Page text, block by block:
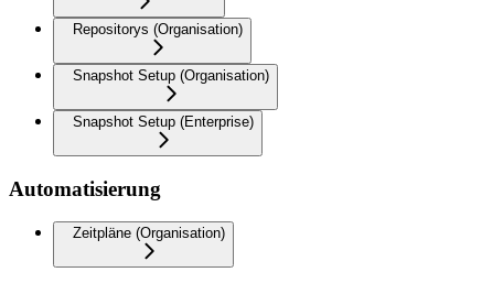
Repositorys (Organisation)
Snapshot Setup (Organisation)
Snapshot Setup (Enterprise)
Automatisierung
Zeitpläne (Organisation)